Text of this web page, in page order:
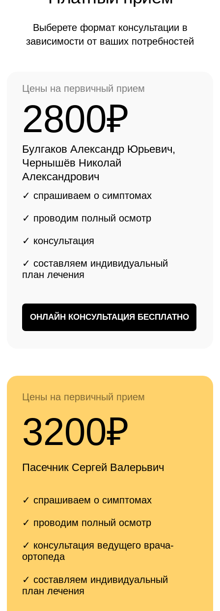
ЗАПИСАТЬСЯ БЕСПЛАТНО
3500₽
✓ проводим полный осмотр
✓ консультация врача ортопеда
высшей категории, КМН, ДМН
Для жителей Химок доступна
первичная онлайн консультация
Важная информация
план лечения
ОНЛАЙН КОНСУЛЬТАЦИЯ БЕСПЛАТНО
Ермолаев Василий Александрович,